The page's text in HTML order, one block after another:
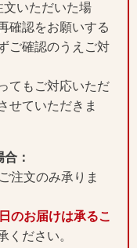
文いただいた場
確認をお願いする
ご確認のうえご対
てもご対応いただ
せていただきま
：
注文のみ承りま
のお届けは承るこ
ください。